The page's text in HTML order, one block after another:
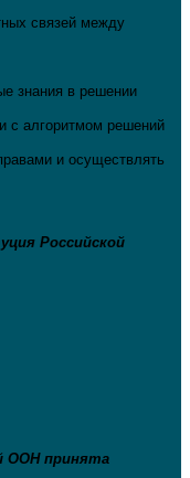
связей между
знания в решении
с алгоритмом решений
и осуществлять
Российской
ООН принята